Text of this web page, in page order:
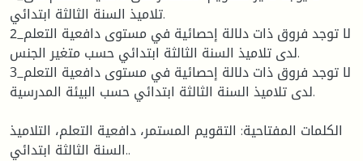
تلاميذ السنة الثالثة ابتدائي.
2_لا توجد فروق ذات دلالة إحصائية في مستوى دافعية التعلم
لدى تلاميذ السنة الثالثة ابتدائي حسب متغير الجنس.
3_لا توجد فروق ذات دلالة إحصائية في مستوى دافعية التعلم
لدى تلاميذ السنة الثالثة ابتدائي حسب البيئة المدرسية.
الكلمات المفتاحية: التقويم المستمر، دافعية التعلم، التلاميذ
.السنة الثالثة ابتدائي.